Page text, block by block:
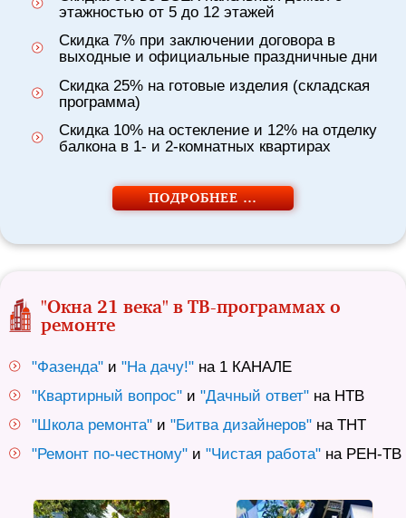
этажностью от 5 до 12 этажей
Скидка 7% при заключении договора в
выходные и официальные праздничные дни
Скидка 25% на готовые изделия (складская
программа)
Скидка 10% на остекление и 12% на отделку
балкона в 1- и 2-комнатных квартирах
ПОДРОБНЕЕ …
"Окна 21 века" в ТВ-программах о
ремонте
"Фазенда" и "На дачу!" на 1 КАНАЛЕ
"Квартирный вопрос" и "Дачный ответ" на НТВ
"Школа ремонта" и "Битва дизайнеров" на ТНТ
"Ремонт по-честному" и "Чистая работа" на РЕН-ТВ